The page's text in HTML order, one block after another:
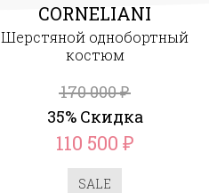
CORNELIANI
Шерстяной однобортный
костюм
170 000₽
35% Скидка
110 500 ₽
SALE